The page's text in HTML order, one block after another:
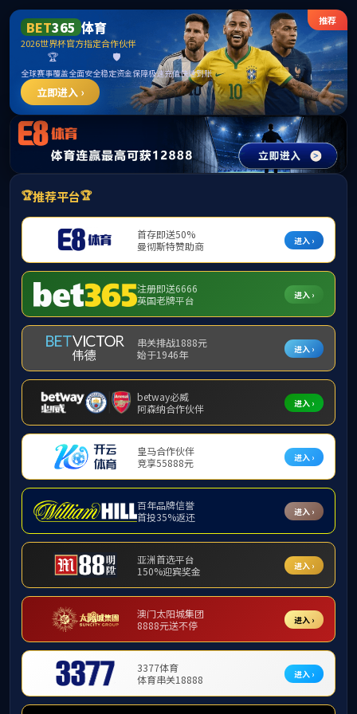
中国·必威(bw·西汉姆联)有限公司-Official
website
提示：访问地址无效，294/http:/ljyld找不到对应的栏目！
首页 关闭此页